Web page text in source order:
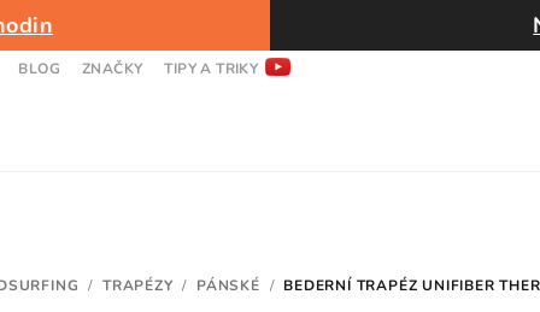
BLOG ZNAČKY TIPY A TRIKY
/ TRAPÉZY / PÁNSKÉ / BEDERNÍ TRAPÉZ UNIFIBER